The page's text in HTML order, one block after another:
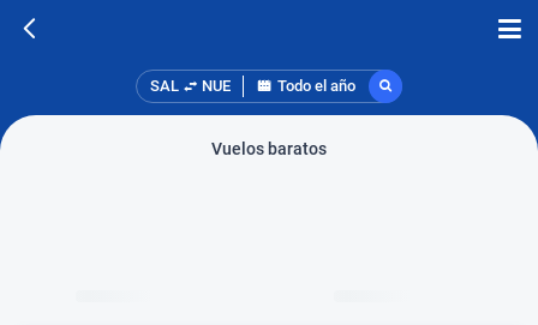
SAL NUE Todo el año
Vuelos baratos